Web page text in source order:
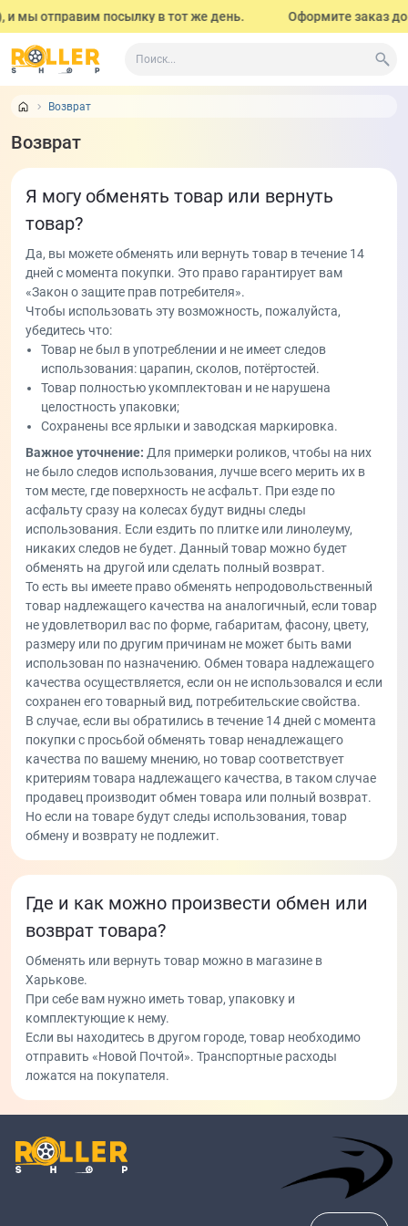
мы отправим посылку в тот же день. Оформите заказ до
Возврат
Возврат
Я могу обменять товар или вернуть
товар?
Да, вы можете обменять или вернуть товар в течение 14
дней с момента покупки. Это право гарантирует вам
«Закон о защите прав потребителя».
Чтобы использовать эту возможность, пожалуйста,
убедитесь что:
Товар не был в употреблении и не имеет следов
использования: царапин, сколов, потёртостей.
Товар полностью укомплектован и не нарушена
целостность упаковки;
Сохранены все ярлыки и заводская маркировка.
Важное уточнение: Для примерки роликов, чтобы на них
не было следов использования, лучше всего мерить их в
том месте, где поверхность не асфальт. При езде по
асфальту сразу на колесах будут видны следы
использования. Если ездить по плитке или линолеуму,
никаких следов не будет. Данный товар можно будет
обменять на другой или сделать полный возврат.
То есть вы имеете право обменять непродовольственный
товар надлежащего качества на аналогичный, если товар
не удовлетворил вас по форме, габаритам, фасону, цвету,
размеру или по другим причинам не может быть вами
использован по назначению. Обмен товара надлежащего
качества осуществляется, если он не использовался и если
сохранен его товарный вид, потребительские свойства.
В случае, если вы обратились в течение 14 дней с момента
покупки с просьбой обменять товар ненадлежащего
качества по вашему мнению, но товар соответствует
критериям товара надлежащего качества, в таком случае
продавец производит обмен товара или полный возврат.
Но если на товаре будут следы использования, товар
обмену и возврату не подлежит.
Где и как можно произвести обмен или
возврат товара?
Обменять или вернуть товар можно в магазине в
Харькове.
При себе вам нужно иметь товар, упаковку и
комплектующие к нему.
Если вы находитесь в другом городе, товар необходимо
отправить «Новой Почтой». Транспортные расходы
ложатся на покупателя.